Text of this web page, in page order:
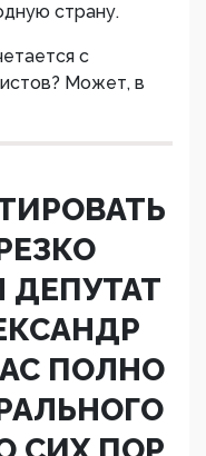
страну.
с
Может, в
ДЕПУТАТ
ПОЛНО